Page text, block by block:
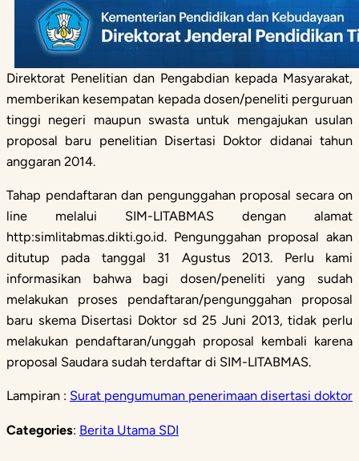
Direktorat Penelitian dan Pengabdian kepada Masyarakat,
memberikan kesempatan kepada dosen/peneliti perguruan
tinggi negeri maupun swasta untuk mengajukan usulan
proposal baru penelitian Disertasi Doktor didanai tahun
anggaran 2014.
Tahap pendaftaran dan pengunggahan proposal secara on
line melalui SIM-LITABMAS dengan alamat
http:simlitabmas.dikti.go.id. Pengunggahan proposal akan
ditutup pada tanggal 31 Agustus 2013. Perlu kami
informasikan bahwa bagi dosen/peneliti yang sudah
melakukan proses pendaftaran/pengunggahan proposal
baru skema Disertasi Doktor sd 25 Juni 2013, tidak perlu
melakukan pendaftaran/unggah proposal kembali karena
proposal Saudara sudah terdaftar di SIM-LITABMAS.
Lampiran : Surat pengumuman penerimaan disertasi doktor
Categories: Berita Utama SDI